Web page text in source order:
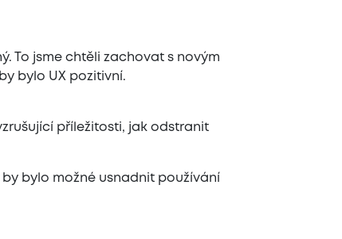
To jsme chtěli zachovat s novým
bylo UX pozitivní.
příležitosti, jak odstranit
bylo možné usnadnit používání